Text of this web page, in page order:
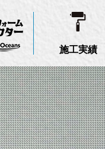
施工実績